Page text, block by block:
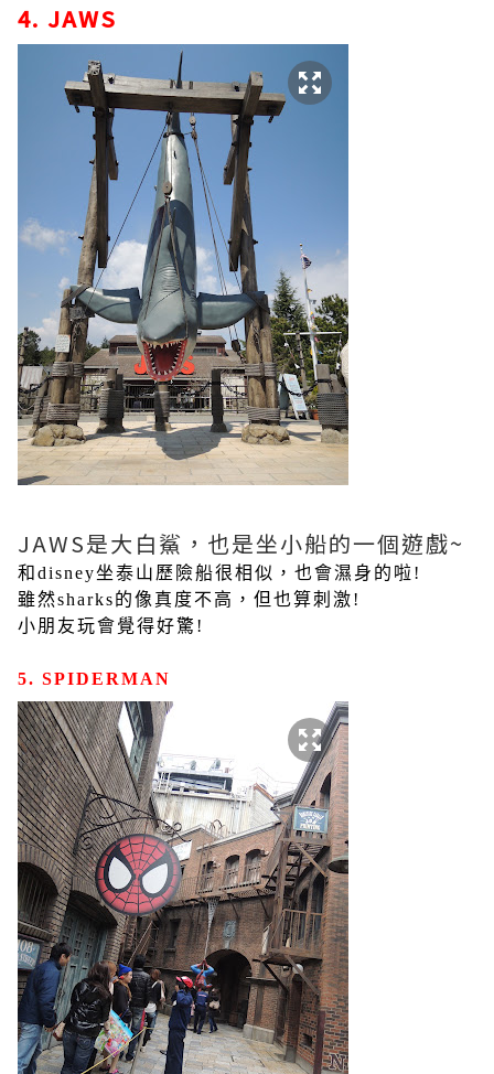
4. JAWS
JAWS是大白鯊，也是坐小船的一個遊戲~
和disney坐泰山歷險船很相似，也會濕身的啦!
雖然sharks的像真度不高，但也算刺激!
小朋友玩會覺得好驚!
5. SPIDERMAN